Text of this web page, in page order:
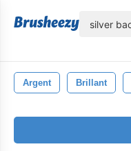
Argent Brillant